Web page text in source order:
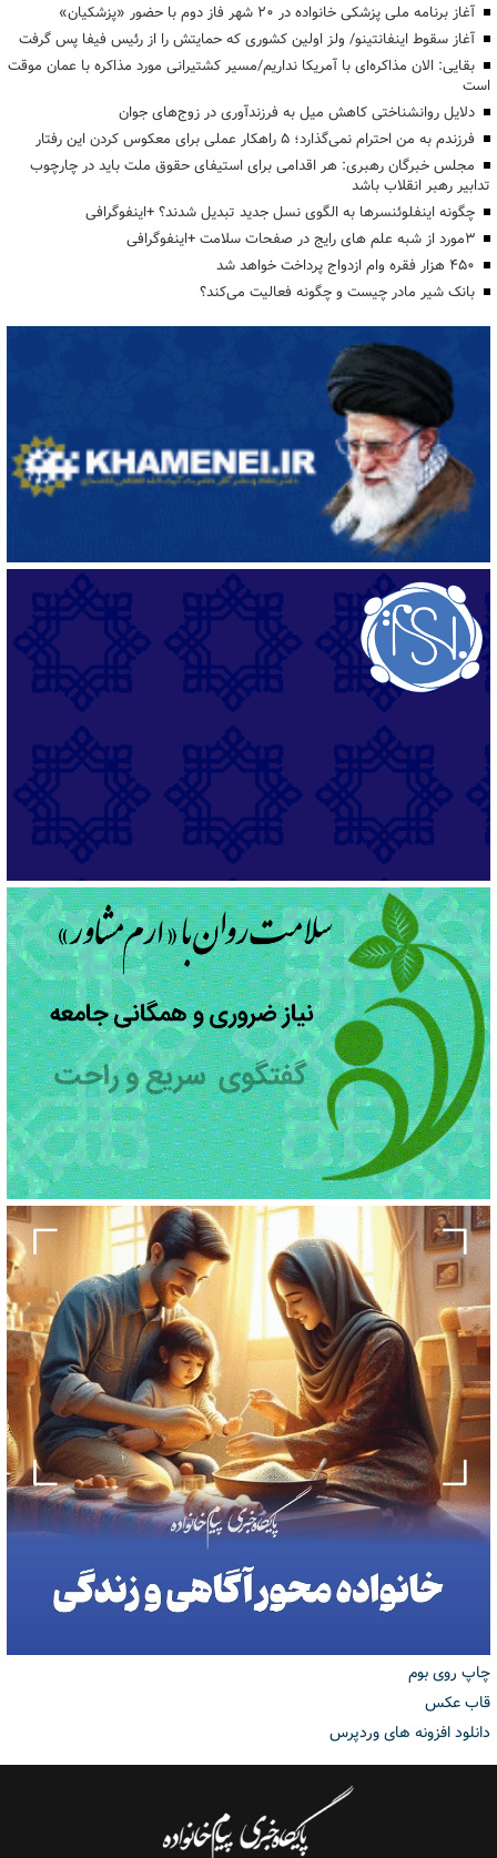
آغاز برنامه ملی پزشکی خانواده در ۲۰ شهر فاز دوم با حضور «پزشکیان»
آغاز سقوط اینفانتینو/ ولز اولین کشوری که حمایتش را از رئیس فیفا پس گرفت
بقایی: الان مذاکره‌ای با آمریکا نداریم/مسیر کشتیرانی مورد مذاکره با عمان موقت
است
دلایل روانشناختی کاهش میل به فرزندآوری در زوج‌های جوان
فرزندم به من احترام نمی‌گذارد؛ ۵ راهکار عملی برای معکوس کردن این رفتار
مجلس خبرگان رهبری: هر اقدامی برای استیفای حقوق ملت باید در چارچوب
تدابیر رهبر انقلاب باشد
چگونه اینفلوئنسرها به الگوی نسل جدید تبدیل شدند؟ +اینفوگرافی
3مورد از شبه علم های رایج در صفحات سلامت +اینفوگرافی
۴۵۰ هزار فقره وام ازدواج پرداخت خواهد شد
بانک شیر مادر چیست و چگونه فعالیت می‌کند؟
چاپ روی بوم
قاب عکس
دانلود افزونه های وردپرس